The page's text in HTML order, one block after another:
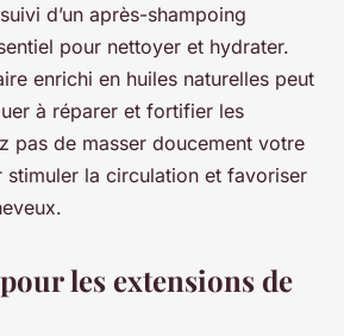
d’un après-shampoing
pour nettoyer et hydrater.
enrichi en huiles naturelles peut
à réparer et fortifier les
pas de masser doucement votre
stimuler la circulation et favoriser
les extensions de